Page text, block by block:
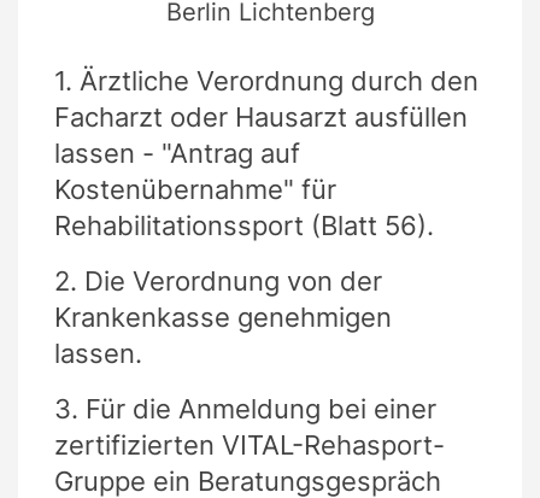
Berlin Lichtenberg
1. Ärztliche Verordnung durch den
Facharzt oder Hausarzt ausfüllen
lassen - "Antrag auf
Kostenübernahme" für
Rehabilitationssport (Blatt 56).
2. Die Verordnung von der
Krankenkasse genehmigen
lassen.
3. Für die Anmeldung bei einer
zertifizierten VITAL-Rehasport-
Gruppe ein Beratungsgespräch